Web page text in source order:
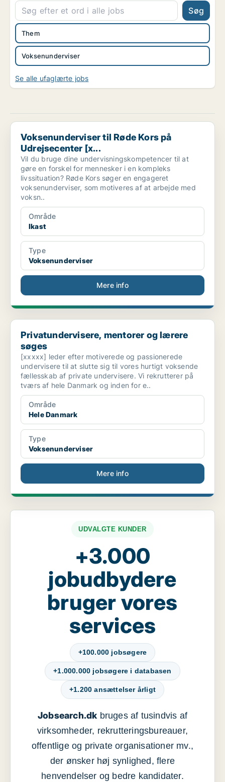
Søg
Voksenunderviser
Them
Se alle ufaglærte jobs
Voksenunderviser til Røde Kors på Udrejsecenter [x...
Voksenunderviser til Røde Kors på
Udrejsecenter [x...
Vil du bruge dine undervisningskompetencer til at
gøre en forskel for mennesker i en kompleks
livssituation? Røde Kors søger en engageret
voksenunderviser, som motiveres af at arbejde med
voksn..
Område
Ikast
Type
Voksenunderviser
Mere info
Privatundervisere, mentorer og lærere søges
Privatundervisere, mentorer og lærere
søges
[xxxxx] leder efter motiverede og passionerede
undervisere til at slutte sig til vores hurtigt voksende
fællesskab af private undervisere. Vi rekrutterer på
tværs af hele Danmark og inden for e..
Område
Hele Danmark
Type
Voksenunderviser
Mere info
UDVALGTE KUNDER
+3.000
jobudbydere
bruger vores
services
+100.000 jobsøgere
+1.000.000 jobsøgere i databasen
+1.200 ansættelser årligt
Jobsearch.dkbruges af tusindvis af
virksomheder, rekrutteringsbureauer,
offentlige og private organisationer mv.,
der ønsker høj synlighed, flere
henvendelser og bedre kandidater.